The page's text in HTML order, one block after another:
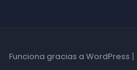
Funciona gracias a WordPress |